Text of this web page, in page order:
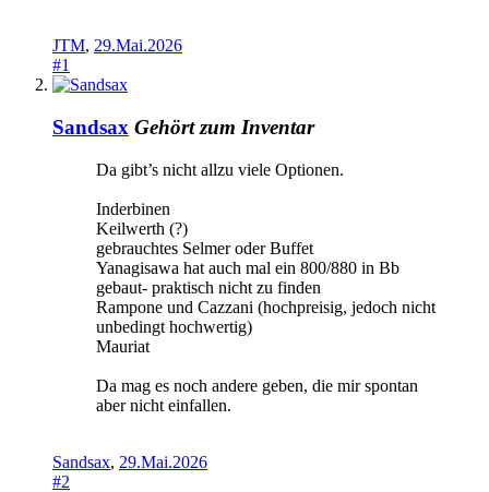
JTM, 29.Mai.2026
#1
Sandsax Gehört zum Inventar
Da gibt’s nicht allzu viele Optionen.
Inderbinen
Keilwerth (?)
gebrauchtes Selmer oder Buffet
Yanagisawa hat auch mal ein 800/880 in Bb
gebaut- praktisch nicht zu finden
Rampone und Cazzani (hochpreisig, jedoch nicht
unbedingt hochwertig)
Mauriat
Da mag es noch andere geben, die mir spontan
aber nicht einfallen.
Sandsax, 29.Mai.2026
#2